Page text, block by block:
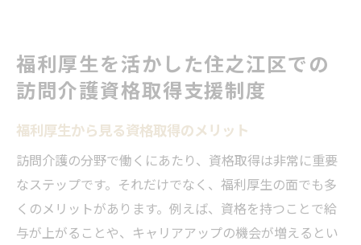
福利厚生を活かした住之江区での
訪問介護資格取得支援制度
福利厚生から見る資格取得のメリット
訪問介護の分野で働くにあたり、資格取得は非常に重要
なステップです。それだけでなく、福利厚生の面でも多
くのメリットがあります。例えば、資格を持つことで給
与が上がることや、キャリアアップの機会が増えるとい